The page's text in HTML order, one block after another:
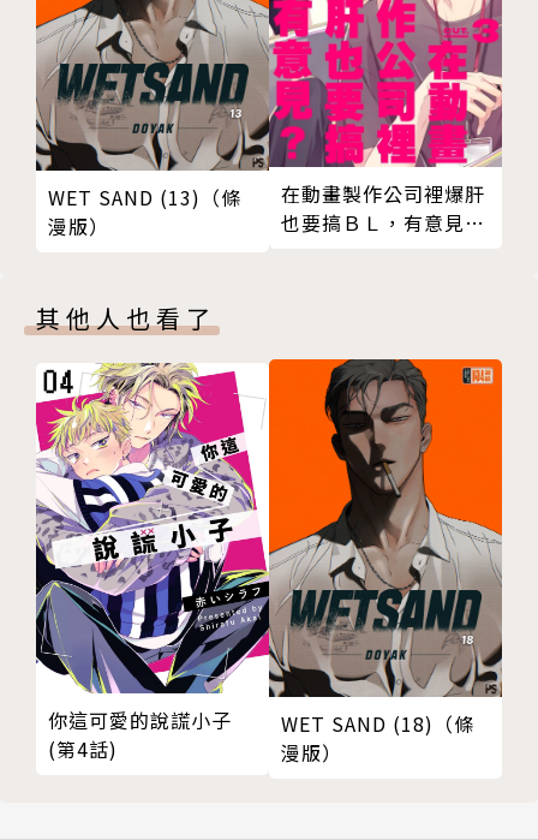
WET SAND (13)（條
漫版）
在動畫製作公司裡爆肝
也要搞ＢＬ，有意見？
其他人也看了
你這可愛的說謊小子
(第4話)
WET SAND (18)（條
漫版）